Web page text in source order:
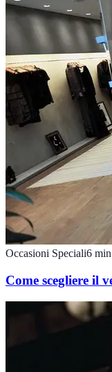
Occasioni Speciali6 min
Come scegliere il